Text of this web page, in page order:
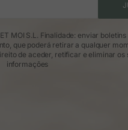
MOI S.L. Finalidade: enviar
que poderá retirar a qualquer
de aceder, retificar e eliminar os
informações